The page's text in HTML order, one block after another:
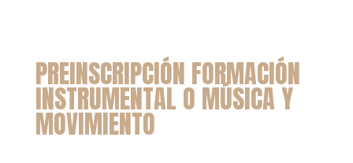
PREINSCRIPCIÓN FORMACIÓN
INSTRUMENTAL O MÚSICA Y
MOVIMIENTO